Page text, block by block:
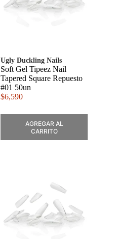
Ugly Duckling Nails
Soft Gel Tipeez Nail
Tapered Square Repuesto
#01 50un
$6,590
AGREGAR AL
CARRITO